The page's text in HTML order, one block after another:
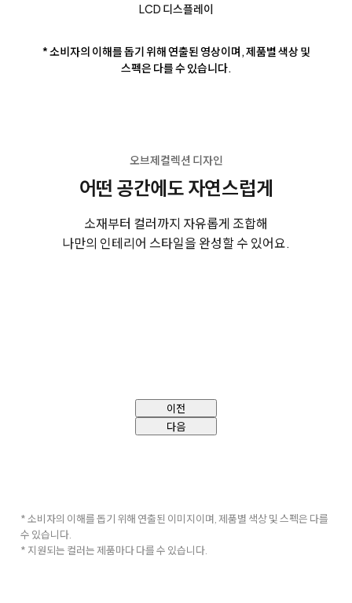
LCD 디스플레이
* 소비자의 이해를 돕기 위해 연출된 영상이며, 제품별 색상 및
스펙은 다를 수 있습니다.
오브제컬렉션 디자인
어떤 공간에도 자연스럽게
소재부터 컬러까지 자유롭게 조합해
나만의 인테리어 스타일을 완성할 수 있어요.
이전
다음
* 소비자의 이해를 돕기 위해 연출된 이미지이며, 제품별 색상 및 스펙은 다를
수 있습니다.
* 지원되는 컬러는 제품마다 다를 수 있습니다.